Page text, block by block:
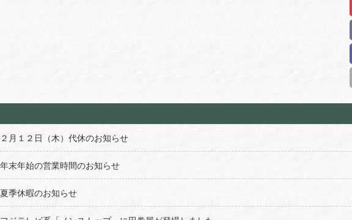
２月１２日（木）代休のお知らせ
年末年始の営業時間のお知らせ
夏季休暇のお知らせ